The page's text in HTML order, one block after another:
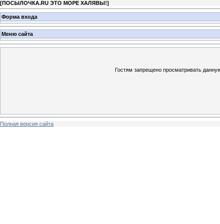
[ПОСЫЛОЧКА.RU ЭТО МОРЕ ХАЛЯВЫ!]
Форма входа
Меню сайта
Гостям запрещено просматривать
Полная версия сайта